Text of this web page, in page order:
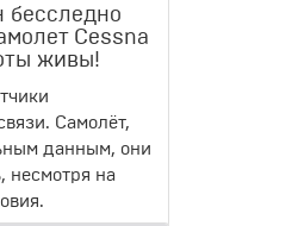
бесследно
Cessna
живы!
Самолёт,
данным, они
несмотря на